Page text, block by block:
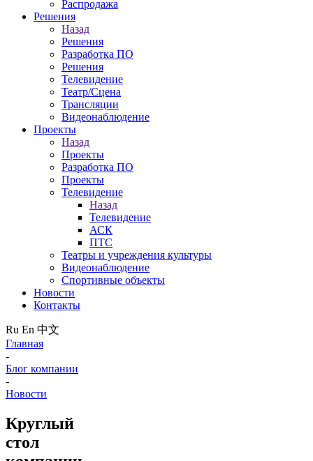
Распродажа
Решения
Назад
Решения
Разработка ПО
Решения
Телевидение
Театр/Сцена
Трансляции
Видеонаблюдение
Проекты
Назад
Проекты
Разработка ПО
Проекты
Телевидение
Назад
Телевидение
АСК
ПТС
Театры и учреждения культуры
Видеонаблюдение
Спортивные объекты
Новости
Контакты
Ru En 中文
Главная
-
Блог компании
-
Новости
Круглый
стол